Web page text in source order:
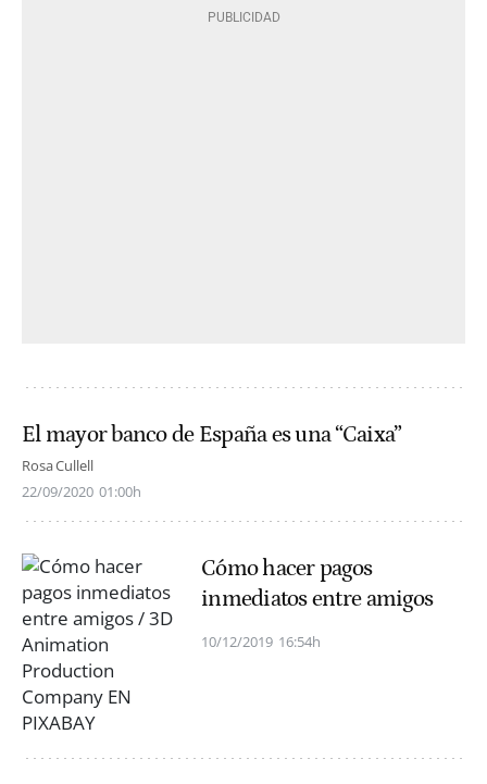
El mayor banco de España es una “Caixa”
Rosa Cullell
22/09/2020 01:00h
Cómo hacer pagos
inmediatos entre amigos
10/12/2019 16:54h